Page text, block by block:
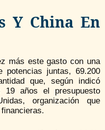
Y China En
más este gasto con una
juntas, 69.200
que, según indicó
19 años el presupuesto
organización que